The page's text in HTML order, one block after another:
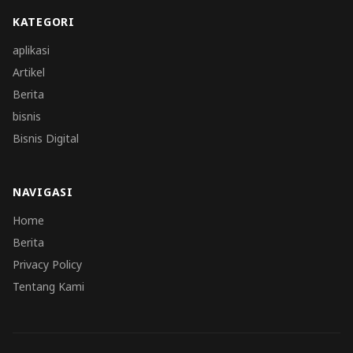
KATEGORI
aplikasi
Artikel
Berita
bisnis
Bisnis Digital
NAVIGASI
Home
Berita
Privacy Policy
Tentang Kami